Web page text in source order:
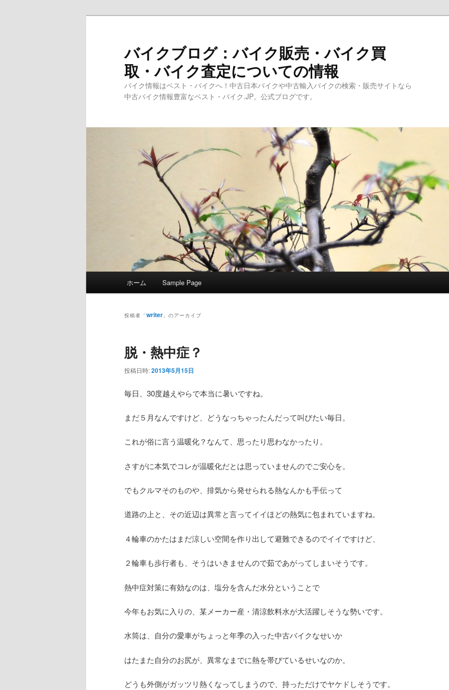
バイクブログ：バイク販売・バイク買
取・バイク査定についての情報
バイク情報はベスト・バイクへ！中古日本バイクや中古輸入バイクの検索・販売サイトなら
中古バイク情報豊富なベスト・バイク.JP。公式ブログです。
ホーム Sample Page
投稿者「writer 」のアーカイブ
脱・熱中症？
投稿日時:2013年5月15日
毎日、30度越えやらで本当に暑いですね。
まだ５月なんですけど、どうなっちゃったんだって叫びたい毎日。
これが俗に言う温暖化？なんて、思ったり思わなかったり。
さすがに本気でコレが温暖化だとは思っていませんのでご安心を。
でもクルマそのものや、排気から発せられる熱なんかも手伝って
道路の上と、その近辺は異常と言ってイイほどの熱気に包まれていますね。
４輪車のかたはまだ涼しい空間を作り出して避難できるのでイイですけど、
２輪車も歩行者も、そうはいきませんので茹であがってしまいそうです。
熱中症対策に有効なのは、塩分を含んだ水分ということで
今年もお気に入りの、某メーカー産・清涼飲料水が大活躍しそうな勢いです。
水筒は、自分の愛車がちょっと年季の入った中古バイクなせいか
はたまた自分のお尻が、異常なまでに熱を帯びているせいなのか。
どうも外側がガッツリ熱くなってしまうので、持っただけでヤケドしそうです。